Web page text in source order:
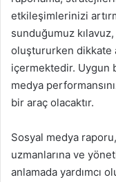
etkileşimlerinizi
sunduğumuz
oluştururken dikkate
içermektedir. Uygun
medya
bir araç olacaktır.
Sosyal medya
uzmanlarına ve
anlamada yardımcı